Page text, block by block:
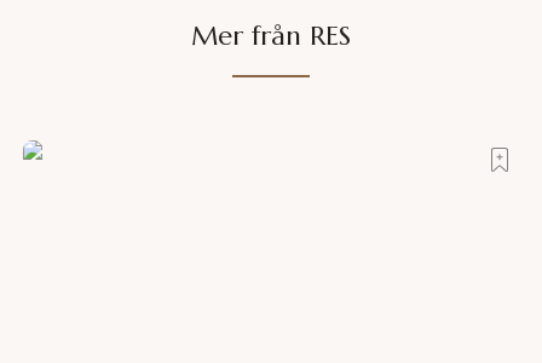
Mer från RES